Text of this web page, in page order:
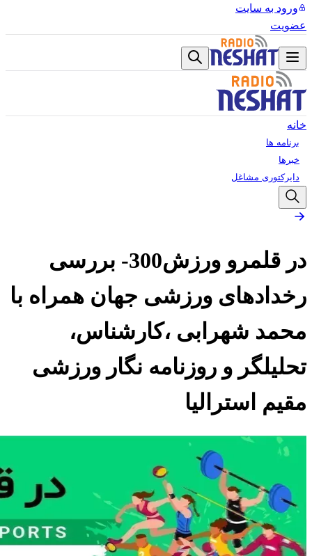
ورود به سایت
عضویت
خانه
برنامه ها
خبرها
دایرکتوری مشاغل
در قلمرو ورزش300- بررسی
رخدادهای ورزشی جهان همراه با
محمد شهرابی ،کارشناس،
تحلیلگر و روزنامه نگار ورزشی
مقیم استرالیا